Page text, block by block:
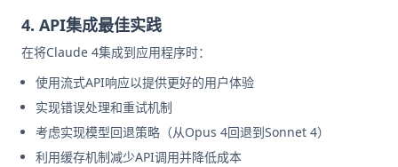
4. API集成最佳实践
在将Claude 4集成到应用程序时：
使用流式API响应以提供更好的用户体验
实现错误处理和重试机制
考虑实现模型回退策略（从Opus 4回退到Sonnet 4）
利用缓存机制减少API调用并降低成本